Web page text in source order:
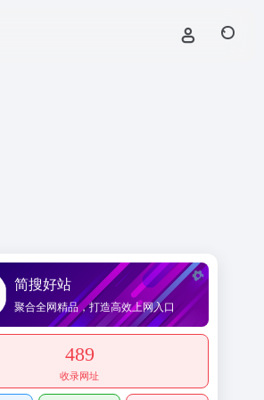
简搜好站
聚合全网精品，打造高效上网入口
489
收录网址